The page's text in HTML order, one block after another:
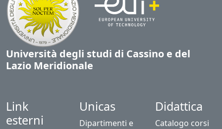
Università degli studi di Cassino e del
Lazio Meridionale
Link
esterni
Unicas
Dipartimenti e
Didattica
Catalogo corsi